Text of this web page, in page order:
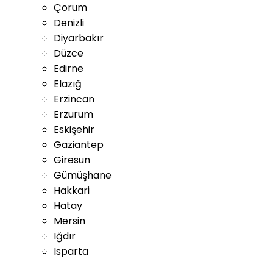
Çorum
Denizli
Diyarbakır
Düzce
Edirne
Elazığ
Erzincan
Erzurum
Eskişehir
Gaziantep
Giresun
Gümüşhane
Hakkari
Hatay
Mersin
Iğdır
Isparta